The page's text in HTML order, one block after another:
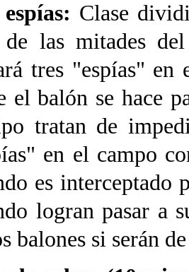
Clase
de las mitades
tres "espías"
el balón se hace
tratan de
en el campo
es interceptado
logran pasar a
balones si serán